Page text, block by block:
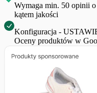
Wymaga min. 50 opinii
kątem jakości
Konfiguracja -
Oceny produktów w